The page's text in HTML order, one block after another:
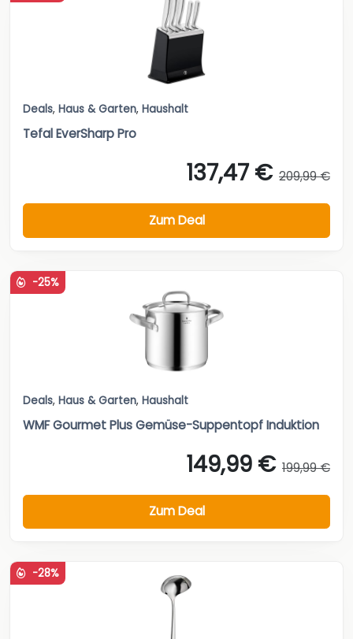
Deals, Haus & Garten, Haushalt
Tefal EverSharp Pro
137,47 € 209,99 €
Zum Deal
-25%
Deals, Haus & Garten, Haushalt
WMF Gourmet Plus Gemüse-Suppentopf Induktion
149,99 € 199,99 €
Zum Deal
-28%